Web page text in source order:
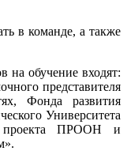
в команде, а также
на обучение входят:
представителя
Фонда развития
Университета
проекта ПРООН и